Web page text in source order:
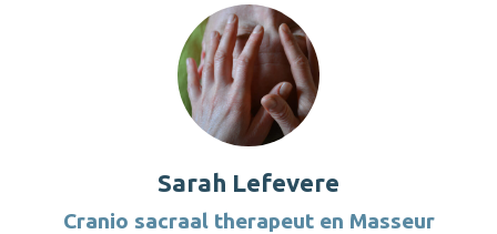
Sarah Lefevere
Cranio sacraal therapeut en Masseur